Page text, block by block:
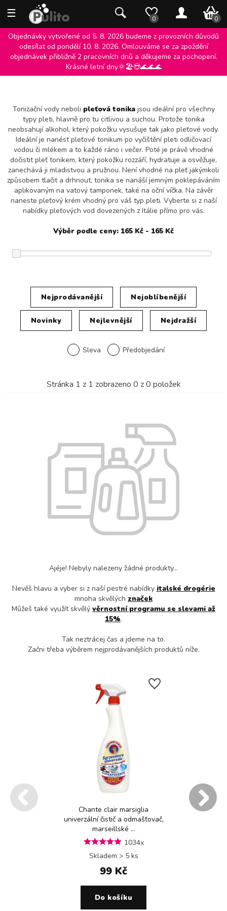
☰ 0 0
0
Objednávky vytvořené od 5. 8. 2026 budeme z provozních důvodů
odesílat od pondělí 10. 8. 2026. Omlouváme se za zpoždění
objednávek přibližně 2 pracovních dnů a děkujeme za pochopení.
Krásné letní dny🌞🏖️😎🌊🌊🌊
PLEŤOVÁ TONIKA
Tonizační vody neboli pleťová tonikajsou ideální pro všechny
typy pleti, hlavně pro tu citlivou a suchou. Protože tonika
neobsahují alkohol, který pokožku vysušuje tak jako pleťové vody.
Ideální je nanést pleťové tonikum po vyčištění pleti odličovací
vodou či mlékem a to každé ráno i večer. Poté je právě vhodné
dočistit pleť tonikem, který pokožku rozzáří, hydratuje a osvěžuje,
zanechává ji mladistvou a pružnou. Není vhodné na pleť jakýmkoli
způsobem tlačit a drhnout, tonika se nanáší jemným poklepáváním
aplikovaným na vatový tamponek, také na oční víčka. Na závěr
naneste pleťový krém vhodný pro váš typ pleti. Vyberte si z naší
nabídky pleťových vod dovezených z Itálie přímo pro vás.
Nejprodávanější Nejoblíbenější
Novinky Nejlevnější Nejdražší
Sleva Předobjedání
Stránka 1 z 1 zobrazeno 0 z0 položek
Ajéje! Nebyly nalezeny žádné produkty...
Nevěš hlavu a vyber si z naší pestré nabídky italské drogérie
mnoha skvělých značek
Můžeš také využít skvělý věrnostní programu se slevami až
15%.
Tak neztrácej čas a jdeme na to.
Začni třeba výběrem nejprodávanějších produktů níže.
Chante clair marsiglia
univerzální čistič a odmašťovač,
marseillské ...
1034x
Skladem > 5 ks
99 Kč
Do košíku